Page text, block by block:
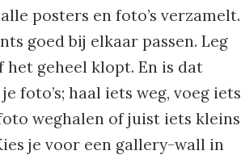
posters en foto’s verzamelt.
goed bij elkaar passen. Leg
het geheel klopt. En is dat
foto’s; haal iets weg, voeg iets
weghalen of juist iets kleins
je voor een gallery-wall in